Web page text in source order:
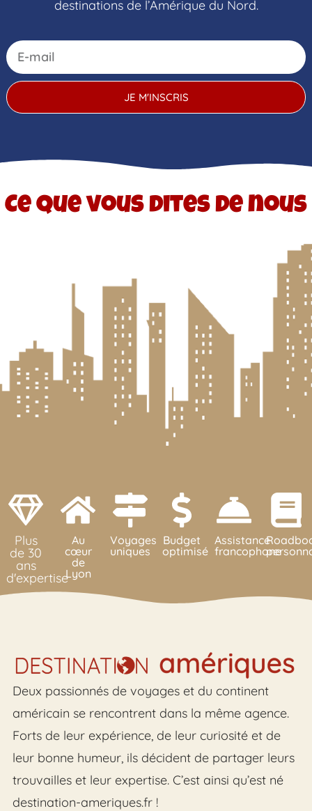
destinations de l’Amérique du Nord.
JE M'INSCRIS
Ce que vous dites de nous
Plus
de 30
ans
d'expertise
Au
cœur
de
Lyon
Voyages
uniques
Budget
optimisé
Assistance
francophone
Deux passionnés de voyages et du continent
américain se rencontrent dans la même agence.
Forts de leur expérience, de leur curiosité et de
leur bonne humeur, ils décident de partager leurs
trouvailles et leur expertise. C’est ainsi qu’est né
destination-ameriques.fr !